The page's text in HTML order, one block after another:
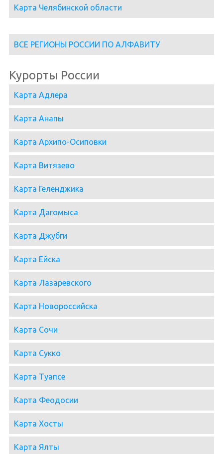
Карта Челябинской области
ВСЕ РЕГИОНЫ РОССИИ ПО АЛФАВИТУ
Курорты России
Карта Адлера
Карта Анапы
Карта Архипо-Осиповки
Карта Витязево
Карта Геленджика
Карта Дагомыса
Карта Джубги
Карта Ейска
Карта Лазаревского
Карта Новороссийска
Карта Сочи
Карта Сукко
Карта Туапсе
Карта Феодосии
Карта Хосты
Карта Ялты